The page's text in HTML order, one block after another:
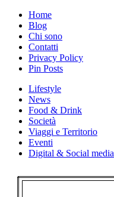
Skip
content
Home
Blog
Chi sono
Contatti
Privacy Policy
Pin Posts
Lifestyle
News
Food & Drink
Società
Viaggi e Territorio
Eventi
Digital & Social media